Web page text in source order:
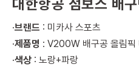
대한항공 점보스 배
·브랜드 : 미카사 스포츠
·제품명 : V200W 배구공 올림픽
·색상 : 노랑+파랑